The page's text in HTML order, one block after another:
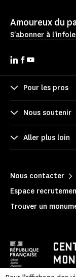
Amoureux du
S'abonner à
Pour les pros
Nous soutenir
Aller plus loin
Nous contacter
Espace
Trouver un